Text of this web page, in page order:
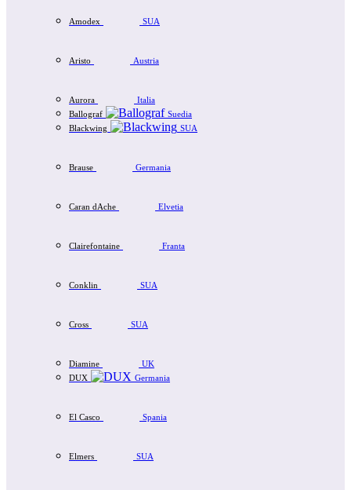
Amodex SUA
Aristo Austria
Aurora
Italia
Ballograf
Suedia
Blackwing
SUA
Brause Germania
Caran dAche Elvetia
Clairefontaine Franta
Conklin SUA
Cross SUA
Diamine
UK
DUX
Germania
El Casco Spania
Elmers SUA